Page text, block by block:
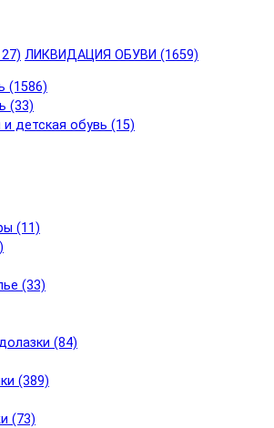
ЛИКВИДАЦИЯ ОБУВИ (1659)
(1586)
(33)
детская обувь (15)
(11)
(33)
(84)
(389)
(73)